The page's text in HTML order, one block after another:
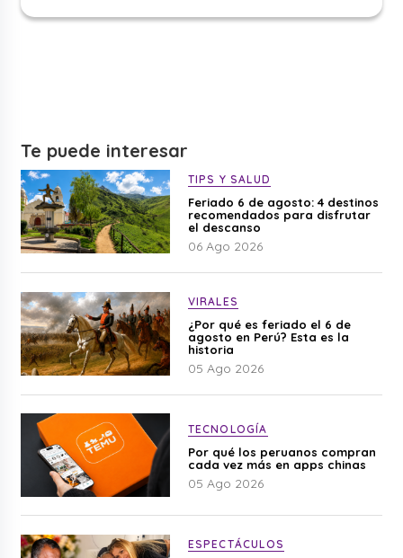
Te puede interesar
TIPS Y SALUD
Feriado 6 de agosto: 4 destinos
recomendados para disfrutar
el descanso
06 Ago 2026
VIRALES
¿Por qué es feriado el 6 de
agosto en Perú? Esta es la
historia
05 Ago 2026
TECNOLOGÍA
Por qué los peruanos compran
cada vez más en apps chinas
05 Ago 2026
ESPECTÁCULOS